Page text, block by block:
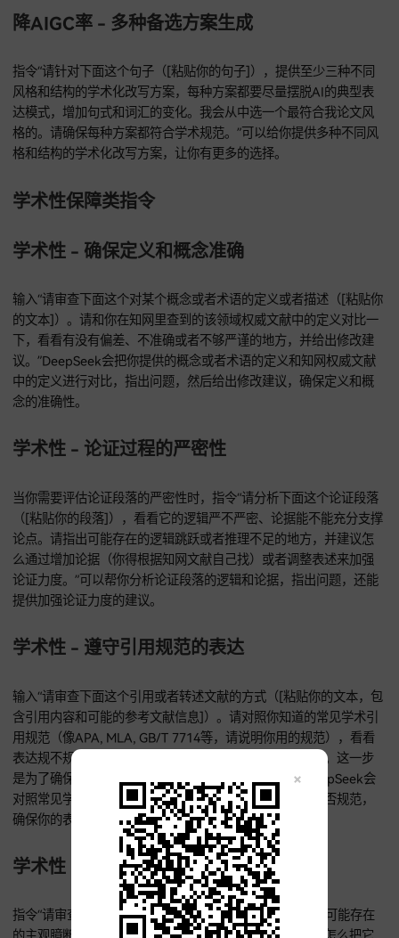
降AIGC率 - 重构论证逻辑的表达
当论证段落的表达结构有问题时，指令“请分析下面这个论证段
（[粘贴你的段落]）的表达结构，试着用一种不是AI模板化的
新组织论证步骤和逻辑连接，让它更符合人类复杂的思维和行
惯，比如调整句子顺序、引入更自然的转折或者递进表达，减
式化的“首先…其次…最后”或者太生硬的因果连接。”可以帮你
降AIGC率 - 细节描述的丰富或简化
输入“请根据上下文（[提供上下文]）和你的理解，对下面这个
或者短语（[粘贴你的文本]）进行改写。要是原文太笼统，就
加更具体的细节描述（如果可以的话）；要是原文太啰嗦，就
精简。目的是打破AI常见的均匀、缺乏变化的描述风格。请参
网文献里对关键细节的处理方式。”DeepSeek会根据上下文和
解，对句子或者短语进行改写，丰富或者简化细节描述，打破
指令“请针对下面这个句子（[粘贴你的句子]），提供至少三种
风格和结构的学术化改写方案，每种方案都要尽量摆脱AI的典
达模式，增加句式和词汇的变化。我会从中选一个最符合我论
格的。请确保每种方案都符合学术规范。”可以给你提供多种不
学术性 - 确保定义和概念准确
输入“请审查下面这个对某个概念或者术语的定义或者描述（[
的文本]）。请和你在知网里查到的该领域权威文献中的定义对
下，看看有没有偏差、不准确或者不够严谨的地方，并给出修
议。”DeepSeek会把你提供的概念或者术语的定义和知网权威
中的定义进行对比，指出问题，然后给出修改建议，确保定义